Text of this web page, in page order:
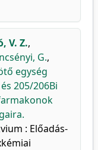
V. Z.,
G.,
egység
205/206Bi
: Előadás-